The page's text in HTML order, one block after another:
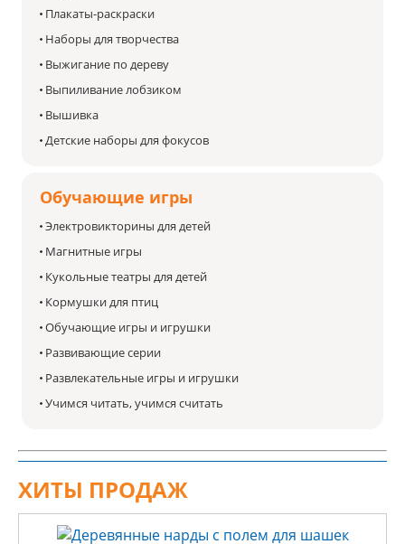
Плакаты-раскраски
Наборы для творчества
Выжигание по дереву
Выпиливание лобзиком
Вышивка
Детские наборы для фокусов
Обучающие игры
Электровикторины для детей
Магнитные игры
Кукольные театры для детей
Кормушки для птиц
Обучающие игры и игрушки
Развивающие серии
Развлекательные игры и игрушки
Учимся читать, учимся считать
ХИТЫ ПРОДАЖ